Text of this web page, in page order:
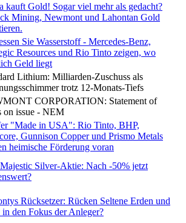
kauft Gold! Sogar viel mehr als gedacht?
Mining, Newmont und Lahontan Gold
Sie Wasserstoff - Mercedes-Benz,
Resources und Rio Tinto zeigen, wo
Geld liegt
Lithium: Milliarden-Zuschuss als
trotz 12-Monats-Tiefs
CORPORATION: Statement of
on issue - NEM
"Made in USA": Rio Tinto, BHP,
Gunnison Copper und Prismo Metals
heimische Förderung voran
Silver-Aktie: Nach -50% jetzt
Rücksetzer: Rücken Seltene Erden und
den Fokus der Anleger?